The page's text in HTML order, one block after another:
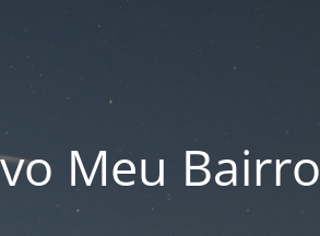
Meu Bairro